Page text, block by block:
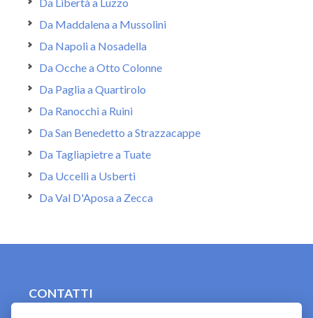
Da Maddalena a Mussolini
Da Napoli a Nosadella
Da Ocche a Otto Colonne
Da Paglia a Quartirolo
Da Ranocchi a Ruini
Da San Benedetto a Strazzacappe
Da Tagliapietre a Tuate
Da Uccelli a Usberti
Da Val D'Aposa a Zecca
CONTATTI